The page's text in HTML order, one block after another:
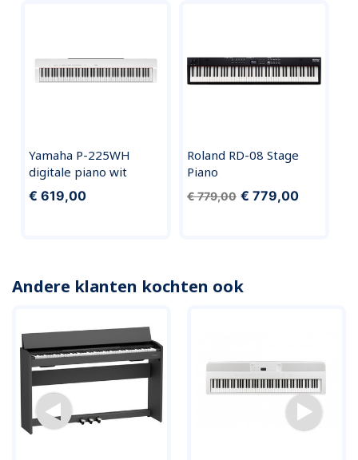
Yamaha P-225WH
digitale piano wit
€ 619,00
Roland RD-08 Stage
Piano
€ 779,00 € 779,00
Andere klanten kochten ook